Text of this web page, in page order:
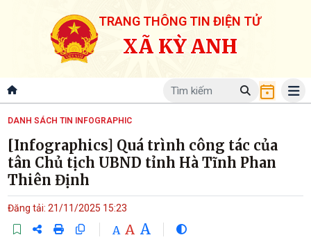
TRANG THÔNG TIN ĐIỆN TỬ
XÃ KỲ ANH
DANH SÁCH TIN INFOGRAPHIC
[Infographics] Quá trình công tác của
tân Chủ tịch UBND tỉnh Hà Tĩnh Phan
Thiên Định
Đăng tải: 21/11/2025 15:23
A A A